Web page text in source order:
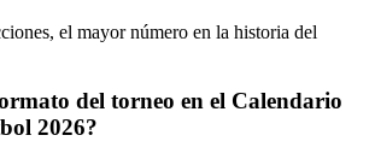
el mayor número en la historia del
del torneo en el Calendario
2026?